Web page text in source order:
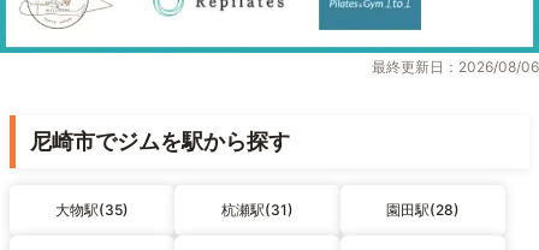
最終更新日：2026/08/06
尼崎市でジムを駅から探す
大物駅(35) 杭瀬駅(31) 園田駅(28)